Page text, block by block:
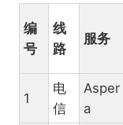
编
号
线
路
服务
1
电
信
Asper
a